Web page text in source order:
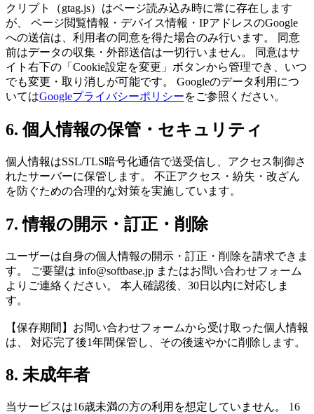
クリプト（gtag.js）はページ読み込み時に常に存在します
が、 ページ閲覧情報・デバイス情報・IPアドレスのGoogle
への送信は、利用者の同意を得た場合のみ行います。 同意
前はデータの収集・外部送信は一切行いません。 同意はサ
イト右下の「Cookie設定を変更」ボタンから管理でき、いつ
でも変更・取り消しが可能です。 Googleのデータ利用につ
いてはGoogleプライバシーポリシーをご参照ください。
6. 個人情報の保管・セキュリティ
個人情報はSSL/TLS暗号化通信で送受信し、アクセス制御さ
れたサーバーに保管します。 不正アクセス・紛失・改ざん
を防ぐための合理的な対策を実施しています。
7. 情報の開示・訂正・削除
ユーザーは自身の個人情報の開示・訂正・削除を請求できま
す。 ご要望は info@softbase.jp またはお問い合わせフォーム
よりご連絡ください。 本人確認後、30日以内に対応しま
す。
【保存期間】お問い合わせフォームから受け取った個人情報
は、 対応完了後1年間保管し、その後速やかに削除します。
8. 未成年者
当サービスは16歳未満の方の利用を想定していません。 16